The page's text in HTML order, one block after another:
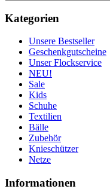
Kategorien
Unsere Bestseller
Geschenkgutscheine
Unser Flockservice
NEU!
Sale
Kids
Schuhe
Textilien
Bälle
Zubehör
Knieschützer
Netze
Informationen